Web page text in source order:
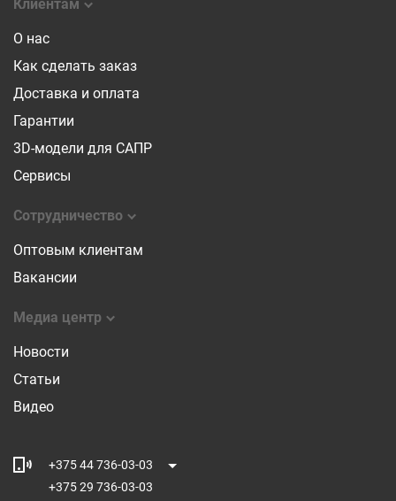
Клиентам
О нас
Как сделать заказ
Доставка и оплата
Гарантии
3D-модели для САПР
Сервисы
Сотрудничество
Оптовым клиентам
Вакансии
Медиа центр
Новости
Статьи
Видео
+375 44 736-03-03
+375 29 736-03-03